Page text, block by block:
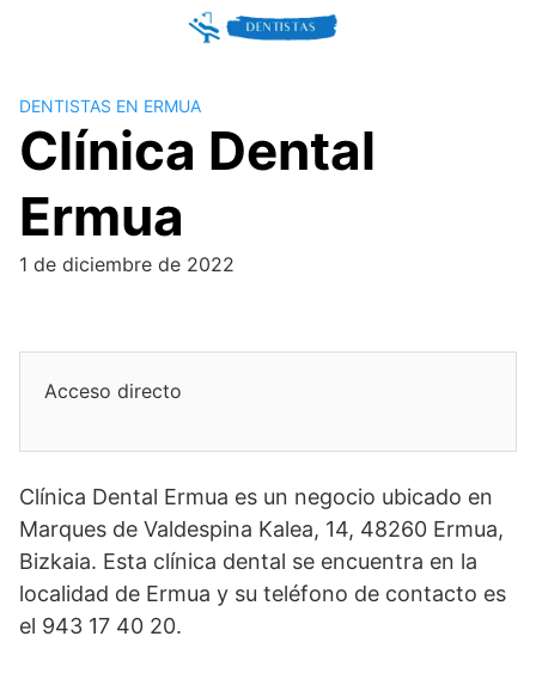
DENTISTAS EN ERMUA
Clínica Dental
Ermua
1 de diciembre de 2022
Acceso directo
Clínica Dental Ermua es un negocio ubicado en
Marques de Valdespina Kalea, 14, 48260 Ermua,
Bizkaia. Esta clínica dental se encuentra en la
localidad de Ermua y su teléfono de contacto es
el 943 17 40 20.